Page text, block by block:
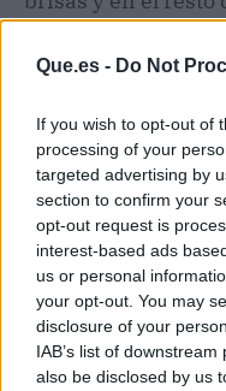
Que.es - Do Not
If you wish to opt-out of
processing of your
targeted advertising by
section to confirm your
opt-out request is
interest-based ads
us or personal
your opt-out. You may
disclosure of your
IAB’s list of
also be disclosed by us
flojos y variables
componente norte
Artículo anterior
Decretado otro
en la Sierra
mientras el de Bejís
(Castellón) avanza
hacia el sur